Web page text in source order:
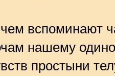
вспоминают
нашему
простыни